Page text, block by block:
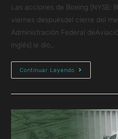
Las acciones de Boeing (NYSE:
viernes despuésdel cierre del
Administración Federal
inglés) le dio…
Continuar Leyendo